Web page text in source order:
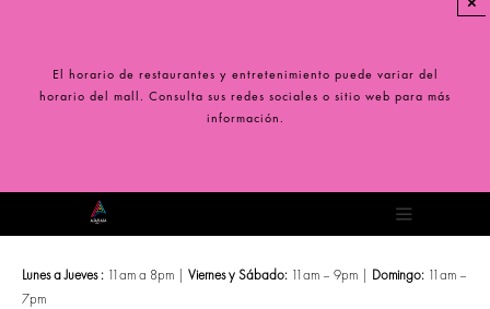
contenidoEl horario de restaurantes y entretenimiento puede variar del
horario del mall. Consulta sus redes sociales o sitio web para más
información.
Toggle
Lunes a Jueves :11am a 8pm | Viernes y Sábado:11am – 9pm | Domingo:11am –
7pm